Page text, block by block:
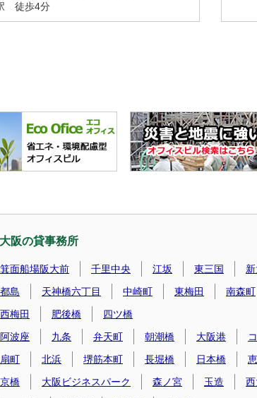
徒歩4分
阪の貸事務所
箕面船場阪大前 千里中央 江坂 東三国
都島 天神橋六丁目 中崎町 東梅田 南森町
西梅田 肥後橋
四ツ橋
阿波座 九条 弁天町 朝潮橋 大阪港
扇町 北浜 堺筋本町 長堀橋 日本橋
京橋 大阪ビジネスパーク 森ノ宮 玉造